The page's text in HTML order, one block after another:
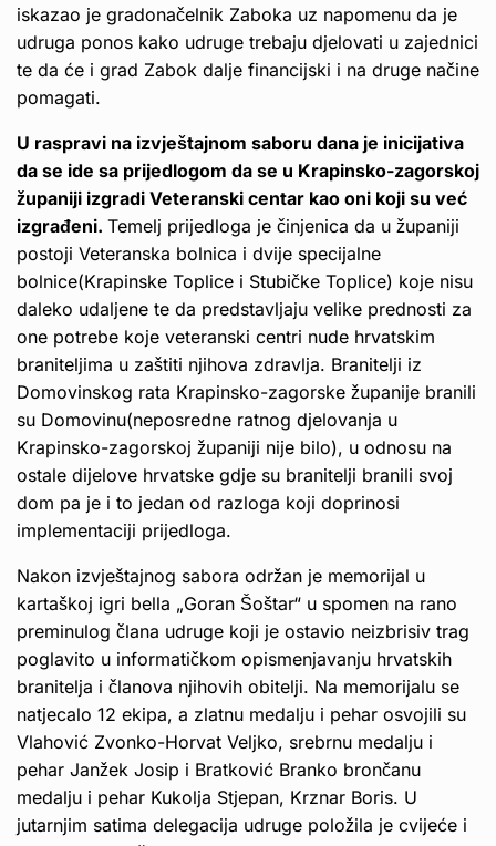
iskazao je gradonačelnik Zaboka uz napomenu da je
udruga ponos kako udruge trebaju djelovati u zajednici
te da će i grad Zabok dalje financijski i na druge načine
pomagati.
U raspravi na izvještajnom saboru dana je inicijativa
da se ide sa prijedlogom da se u Krapinsko-zagorskoj
županiji izgradi Veteranski centar kao oni koji su već
izgrađeni. Temelj prijedloga je činjenica da u županiji
postoji Veteranska bolnica i dvije specijalne
bolnice(Krapinske Toplice i Stubičke Toplice) koje nisu
daleko udaljene te da predstavljaju velike prednosti za
one potrebe koje veteranski centri nude hrvatskim
braniteljima u zaštiti njihova zdravlja. Branitelji iz
Domovinskog rata Krapinsko-zagorske županije branili
su Domovinu(neposredne ratnog djelovanja u
Krapinsko-zagorskoj županiji nije bilo), u odnosu na
ostale dijelove hrvatske gdje su branitelji branili svoj
dom pa je i to jedan od razloga koji doprinosi
implementaciji prijedloga.
Nakon izvještajnog sabora održan je memorijal u
kartaškoj igri bella „Goran Šoštar“ u spomen na rano
preminulog člana udruge koji je ostavio neizbrisiv trag
poglavito u informatičkom opismenjavanju hrvatskih
branitelja i članova njihovih obitelji. Na memorijalu se
natjecalo 12 ekipa, a zlatnu medalju i pehar osvojili su
Vlahović Zvonko-Horvat Veljko, srebrnu medalju i
pehar Janžek Josip i Bratković Branko brončanu
medalju i pehar Kukolja Stjepan, Krznar Boris. U
jutarnjim satima delegacija udruge položila je cvijeće i